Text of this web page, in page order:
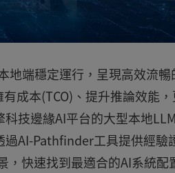
地端穩定運行，呈現高效流暢
成本(TCO)、提升推論效能
技邊緣AI平台的大型本地
過AI-Pathfinder工具提供經驗
，快速找到最適合的AI系統配